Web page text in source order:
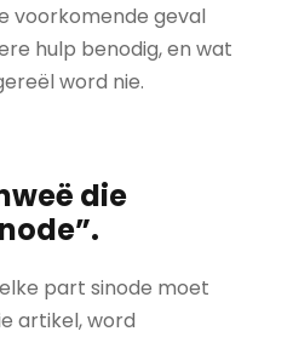
voorkomende geval
hulp benodig, en wat
word nie.
die
part sinode moet
artikel, word